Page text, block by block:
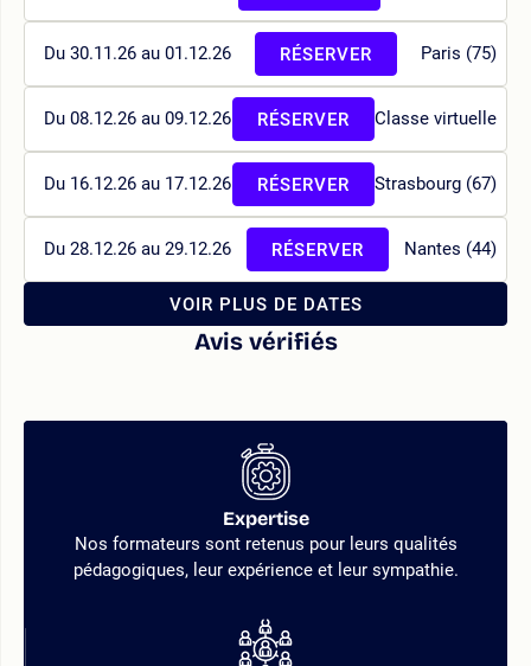
Du 30.11.26 au 01.12.26 Paris (75)
RÉSERVER
Du 08.12.26 au 09.12.26 Classe virtuelle
RÉSERVER
Du 16.12.26 au 17.12.26 Strasbourg (67)
RÉSERVER
Du 28.12.26 au 29.12.26 Nantes (44)
RÉSERVER
VOIR PLUS DE DATES
Avis vérifiés
Expertise
Nos formateurs sont retenus pour leurs qualités
pédagogiques, leur expérience et leur sympathie.